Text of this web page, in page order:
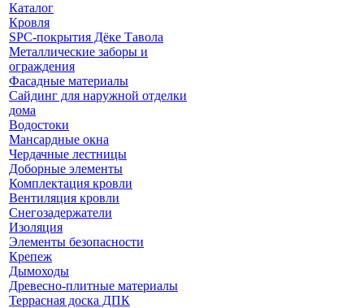
Каталог
Кровля
SPC-покрытия Дёке Тавола
Металлические заборы и
ограждения
Фасадные материалы
Сайдинг для наружной отделки
дома
Водостоки
Мансардные окна
Чердачные лестницы
Доборные элементы
Комплектация кровли
Вентиляция кровли
Снегозадержатели
Изоляция
Элементы безопасности
Крепеж
Дымоходы
Древесно-плитные материалы
Террасная доска ДПК